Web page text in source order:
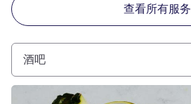
查看所有服务
酒吧
请参阅详情